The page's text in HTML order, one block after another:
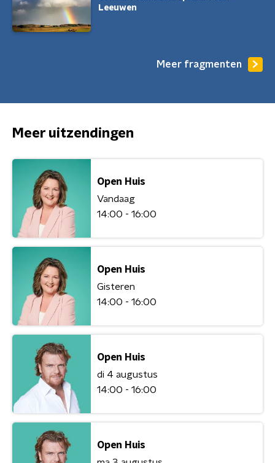
Leeuwen
Meer fragmenten
Meer uitzendingen
Open Huis
Vandaag
14:00 - 16:00
Open Huis
Gisteren
14:00 - 16:00
Open Huis
di 4 augustus
14:00 - 16:00
Open Huis